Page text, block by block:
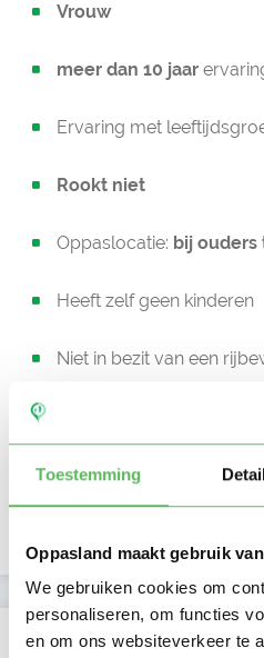
Toestemming
Oppasland maakt gebruik
We gebruiken cookies om
personaliseren, om functies
en om ons websiteverkeer te
Vrouw
meer dan 10 jaar
Ervaring met
Rookt niet
Oppaslocatie: bij ouders
Heeft zelf geen kinderen
Niet in bezit van een
Beschikbaar vanaf:
Kan oppassen op